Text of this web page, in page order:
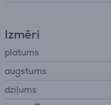
Izmēri
platums
augstums
dziļums